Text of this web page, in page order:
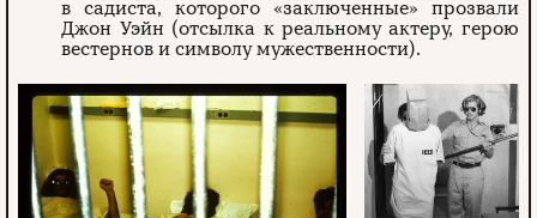
в садиста, которого «заключенные» прозвали
Джон Уэйн (отсылка к реальному актеру, герою
вестернов и символу мужественности).